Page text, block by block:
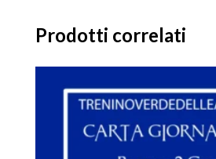
Prodotti correlati